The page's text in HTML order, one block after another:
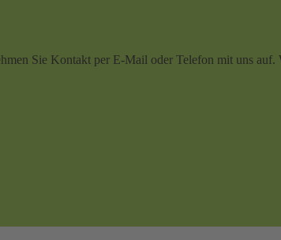
Sie Kontakt per E-Mail oder Telefon mit uns auf.